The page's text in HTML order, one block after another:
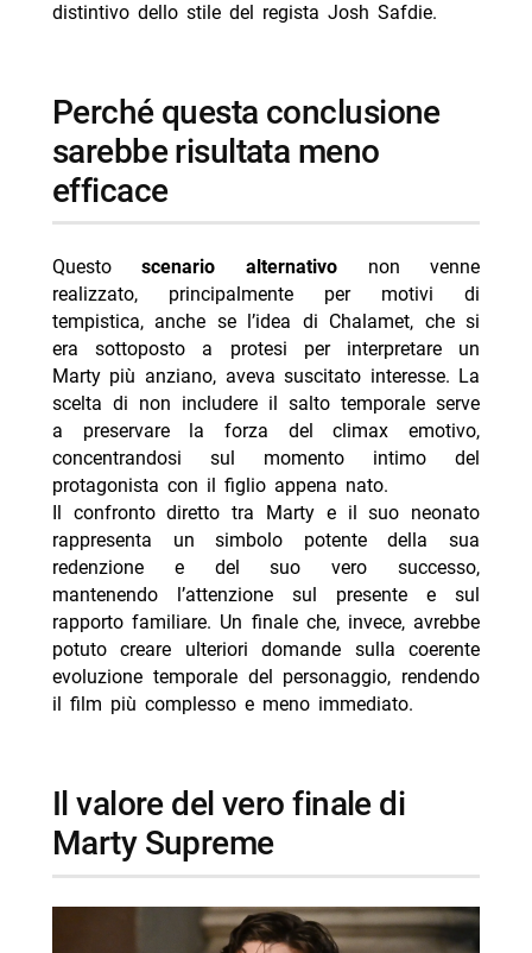
distintivo dello stile del regista Josh Safdie.
perché questa conclusione
sarebbe risultata meno
efficace
Questoscenario alternativo non venne
realizzato, principalmente per motivi di
tempistica, anche se l’idea di Chalamet, che si
era sottoposto a protesi per interpretare un
Marty più anziano, aveva suscitato interesse. La
scelta di non includere il salto temporale serve
a preservare la forza del climax emotivo,
concentrandosi sul momento intimo del
protagonista con il figlio appena nato.
Il confronto diretto tra Marty e il suo neonato
rappresenta un simbolo potente della sua
redenzione e del suo vero successo,
mantenendo l’attenzione sul presente e sul
rapporto familiare. Un finale che, invece, avrebbe
potuto creare ulteriori domande sulla coerente
evoluzione temporale del personaggio, rendendo
il film più complesso e meno immediato.
il valore del vero finale di
Marty Supreme